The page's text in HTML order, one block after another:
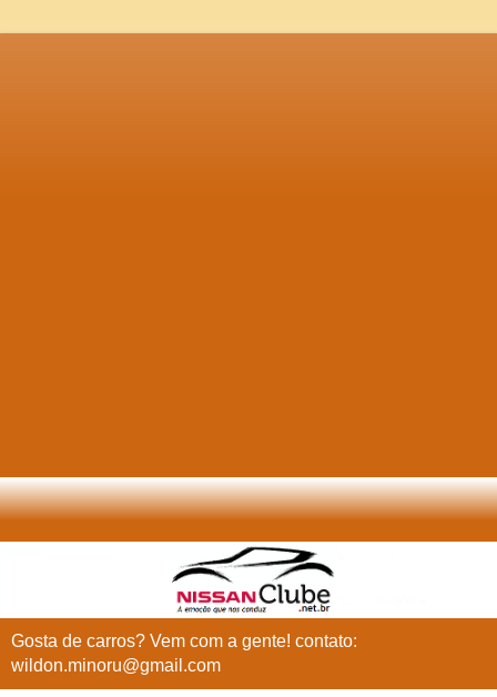
Gosta de carros? Vem com a gente! contato:
wildon.minoru@gmail.com